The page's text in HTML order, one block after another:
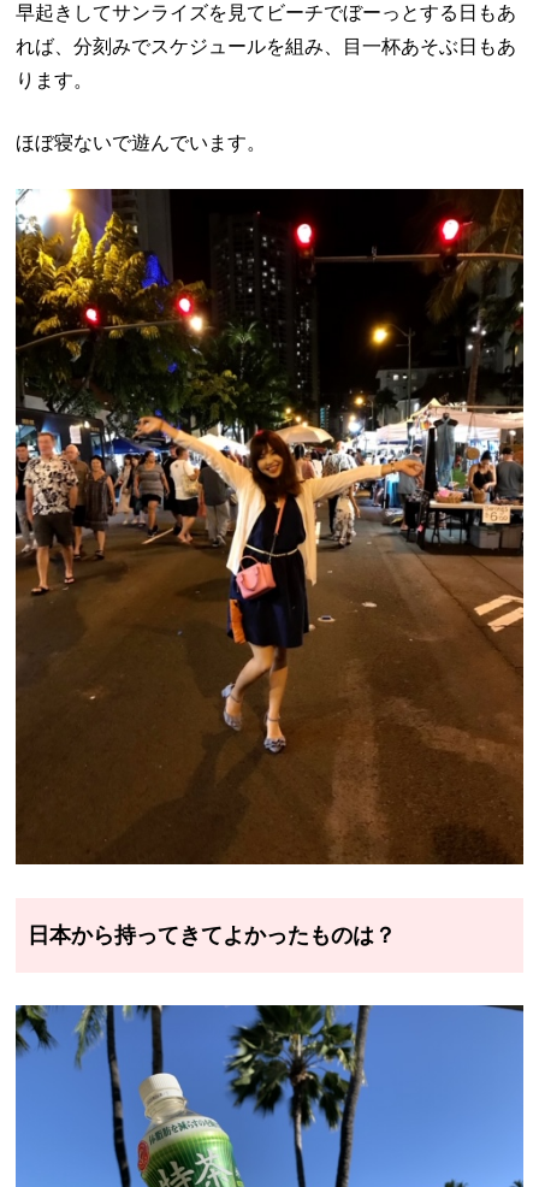
早起きしてサンライズを見てビーチでぼーっとする日もあ
れば、分刻みでスケジュールを組み、目一杯あそぶ日もあ
ります。
ほぼ寝ないで遊んでいます。
日本から持ってきてよかったものは？